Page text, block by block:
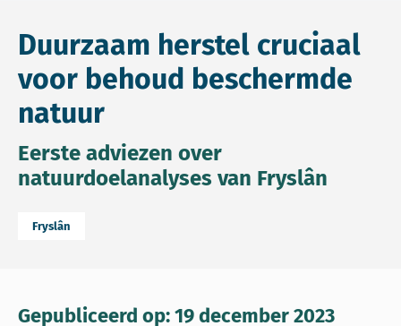
Duurzaam herstel cruciaal
voor behoud beschermde
natuur
Eerste adviezen over
natuurdoelanalyses van Fryslân
Fryslân
Gepubliceerd op: 19 december 2023